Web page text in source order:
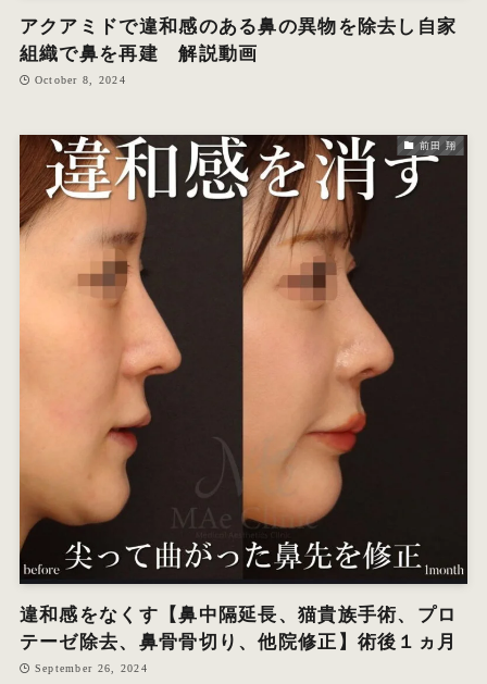
アクアミドで違和感のある鼻の異物を除去し自家
組織で鼻を再建 解説動画
October 8, 2024
前田 翔
違和感をなくす【鼻中隔延長、猫貴族手術、プロ
テーゼ除去、鼻骨骨切り、他院修正】術後１ヵ月
September 26, 2024